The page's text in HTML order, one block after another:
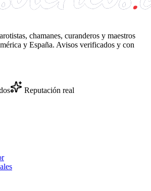
chamanes, curanderos y maestros
y España. Avisos verificados y con
Reputación real